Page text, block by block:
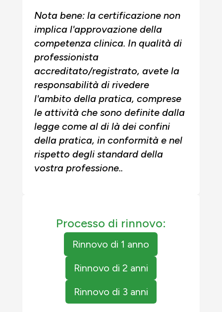
Nota bene: la certificazione non
implica l'approvazione della
competenza clinica. In qualità di
professionista
accreditato/registrato, avete la
responsabilità di rivedere
l'ambito della pratica, comprese
le attività che sono definite dalla
legge come al di là dei confini
della pratica, in conformità e nel
rispetto degli standard della
vostra professione..
Processo di rinnovo:
Rinnovo di 1 anno
Rinnovo di 2 anni
Rinnovo di 3 anni